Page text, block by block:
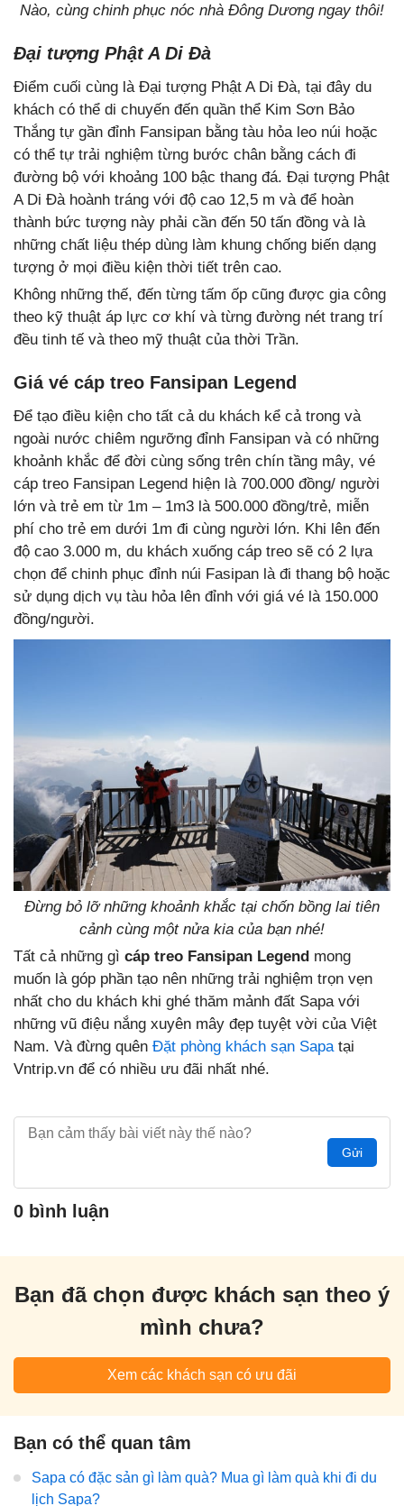
Nào, cùng chinh phục nóc nhà Đông Dương ngay thôi!
Đại tượng Phật A Di Đà
Điểm cuối cùng là Đại tượng Phật A Di Đà, tại đây du
khách có thể di chuyến đến quần thể Kim Sơn Bảo
Thắng tự gần đỉnh Fansipan bằng tàu hỏa leo núi hoặc
có thể tự trải nghiệm từng bước chân bằng cách đi
đường bộ với khoảng 100 bậc thang đá. Đại tượng Phật
A Di Đà hoành tráng với độ cao 12,5 m và để hoàn
thành bức tượng này phải cần đến 50 tấn đồng và là
những chất liệu thép dùng làm khung chống biến dạng
tượng ở mọi điều kiện thời tiết trên cao.
Không những thế, đến từng tấm ốp cũng được gia công
theo kỹ thuật áp lực cơ khí và từng đường nét trang trí
đều tinh tế và theo mỹ thuật của thời Trần.
Giá vé cáp treo Fansipan Legend
Để tạo điều kiện cho tất cả du khách kể cả trong và
ngoài nước chiêm ngưỡng đỉnh Fansipan và có những
khoảnh khắc để đời cùng sống trên chín tầng mây, vé
cáp treo Fansipan Legend hiện là 700.000 đồng/ người
lớn và trẻ em từ 1m – 1m3 là 500.000 đồng/trẻ, miễn
phí cho trẻ em dưới 1m đi cùng người lớn. Khi lên đến
độ cao 3.000 m, du khách xuống cáp treo sẽ có 2 lựa
chọn để chinh phục đỉnh núi Fasipan là đi thang bộ hoặc
sử dụng dịch vụ tàu hỏa lên đỉnh với giá vé là 150.000
đồng/người.
Đừng bỏ lỡ những khoảnh khắc tại chốn bồng lai tiên
cảnh cùng một nửa kia của bạn nhé!
Tất cả những gì cáp treo Fansipan Legend mong
muốn là góp phần tạo nên những trải nghiệm trọn vẹn
nhất cho du khách khi ghé thăm mảnh đất Sapa với
những vũ điệu nắng xuyên mây đẹp tuyệt vời của Việt
Nam. Và đừng quên Đặt phòng khách sạn Sapatại
Vntrip.vn để có nhiều ưu đãi nhất nhé.
Gửi
0 bình luận
Bạn đã chọn được khách sạn theo ý
mình chưa?
Xem các khách sạn có ưu đãi
Bạn có thể quan tâm
Sapa có đặc sản gì làm quà? Mua gì làm quà khi đi du
lịch Sapa?